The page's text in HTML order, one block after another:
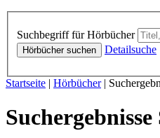
Suchbegriff für Hörbücher
Hörbücher suchen Detailsuche
Sie sind hier:
Startseite | Hörbücher|
Suchergebnisse